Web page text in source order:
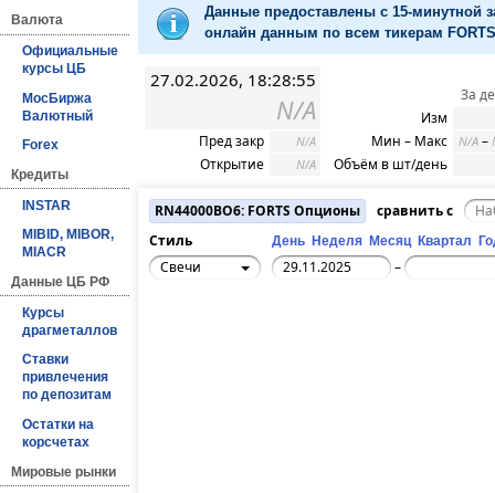
Валюта
Официальные
курсы ЦБ
МосБиржа
Валютный
Forex
Кредиты
INSTAR
MIBID, MIBOR,
MIACR
Данные ЦБ РФ
Курсы
драгметаллов
Ставки
привлечения
по депозитам
Остатки на
корсчетах
Мировые рынки
Данные предоставлены с 15-минутной
онлайн данным по всем тикерам
27.02.2026, 18:28:55
N/A
Пред закр N/A
Открытие N/A
За
Изм
Мин – Макс
N/A –
Объём в шт/день
RN44000BO6: FORTS Опционы
сравнить с
Стиль
День Неделя Месяц Квартал
Свечи –